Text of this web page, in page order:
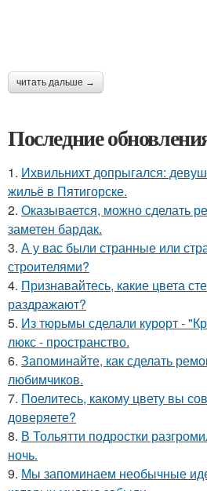
читать дальше →
Последние
1. Ихвильнихт допрыгался:
жильё в Пятигорске.
2. Оказывается, можно сделать
заметен бардак.
3. А у вас были странные или
строителями?
4. Признавайтесь, какие цвета
раздражают?
5. Из тюрьмы сделали курорт -
люкс - пространство.
6. Запоминайте, как сделать
любимчиков.
7. Поелитесь, какому цвету вы
доверяете?
8. В Тольятти подростки
ночь.
9. Мы запоминаем необычные